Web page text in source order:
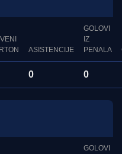
ASISTENCIJE
GOLOVI
IZ
PENALA
0 0
GOLOVI